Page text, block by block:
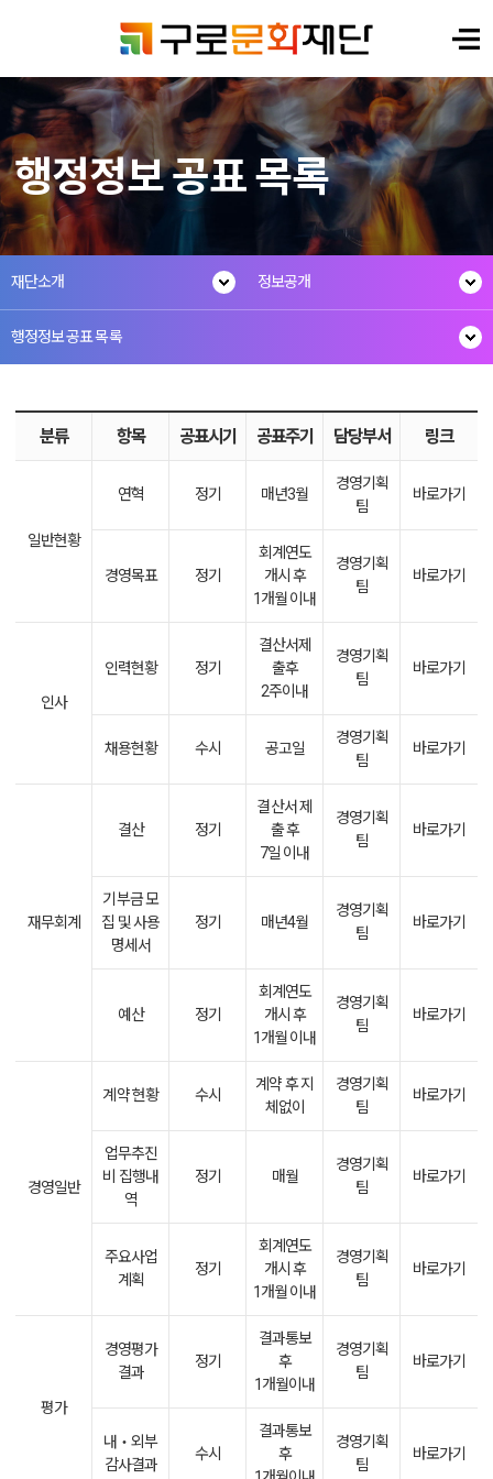
행정정보 공표 목록
재단소개 정보공개
행정정보 공표 목록
분류 항목 공표시기 공표주기 담당부서 링크
일반현황
연혁 정기 매년3월
경영기획
팀
바로가기
경영목표 정기
회계연도
개시 후
1개월 이내
경영기획
팀
바로가기
인사
인력현황 정기
결산서제
출후
2주이내
경영기획
팀
바로가기
채용현황 수시 공고일
경영기획
팀
바로가기
재무회계
결산 정기
결산서 제
출 후
7일 이내
경영기획
팀
바로가기
기부금 모
집 및 사용
명세서
정기 매년4월
경영기획
팀
바로가기
예산 정기
회계연도
개시 후
1개월 이내
경영기획
팀
바로가기
경영일반
계약 현황 수시
계약 후 지
체없이
경영기획
팀
바로가기
업무추진
비 집행내
역
정기 매월
경영기획
팀
바로가기
주요사업
계획
정기
회계연도
개시 후
1개월 이내
경영기획
팀
바로가기
평가
경영평가
결과
정기
결과통보
후
1개월이내
경영기획
팀
바로가기
내‧외부
감사결과
수시
결과통보
후
경영기획
팀
바로가기